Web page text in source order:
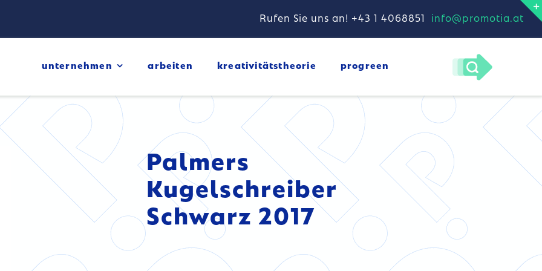
Rufen Sie uns an! +43 1 4068851 info@promotia.at
unternehmen arbeiten kreativitätstheorie progreen
Palmers
Kugelschreiber
Schwarz 2017